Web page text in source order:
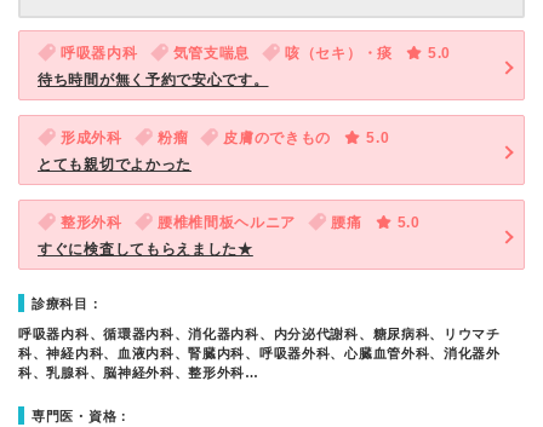
呼吸器内科 気管支喘息 咳（セキ）・痰
5.0
待ち時間が無く予約で安心です。
形成外科 粉瘤 皮膚のできもの
5.0
とても親切でよかった
整形外科 腰椎椎間板ヘルニア 腰痛
5.0
すぐに検査してもらえました★
診療科目：
呼吸器内科、循環器内科、消化器内科、内分泌代謝科、糖尿病科、リウマチ
科、神経内科、血液内科、腎臓内科、呼吸器外科、心臓血管外科、消化器外
科、乳腺科、脳神経外科、整形外科…
専門医・資格：